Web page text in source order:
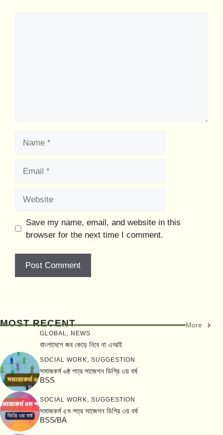
Save my name, email, and website in this
browser for the next time I comment.
MOST RECENT More
GLOBAL, NEWS
বাংলাদেশে জব কেড়ে নিবে না এআই
SOCIAL WORK SUGGESTION
সমাজকর্ম ৬ষ্ঠ পত্র সাজেশন ডিগ্রি ৩য় বর্ষ
BSS
SOCIAL WORK SUGGESTION
সমাজকর্ম ৫ম পত্র সাজেশন ডিগ্রি ৩য় বর্ষ
BSS/BA